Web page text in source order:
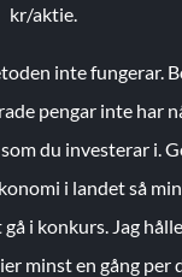
kr/aktie.
inte fungerar.
pengar inte har
du investerar i.
i landet så
i konkurs. Jag
minst en gång per